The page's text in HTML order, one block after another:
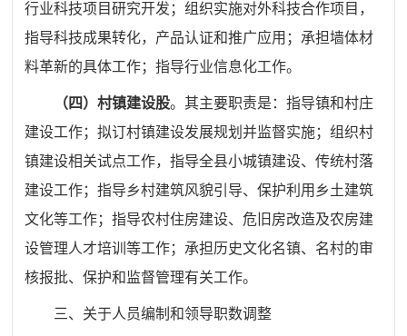
行业科技项目研究开发；组织实施对外科技合作项目，
指导科技成果转化，产品认证和推广应用；承担墙体材
料革新的具体工作；指导行业信息化工作。
（四）村镇建设股。其主要职责是：指导镇和村庄
建设工作；拟订村镇建设发展规划并监督实施；组织村
镇建设相关试点工作，指导全县小城镇建设、传统村落
建设工作；指导乡村建筑风貌引导、保护利用乡土建筑
文化等工作；指导农村住房建设、危旧房改造及农房建
设管理人才培训等工作；承担历史文化名镇、名村的审
核报批、保护和监督管理有关工作。
三、关于人员编制和领导职数调整